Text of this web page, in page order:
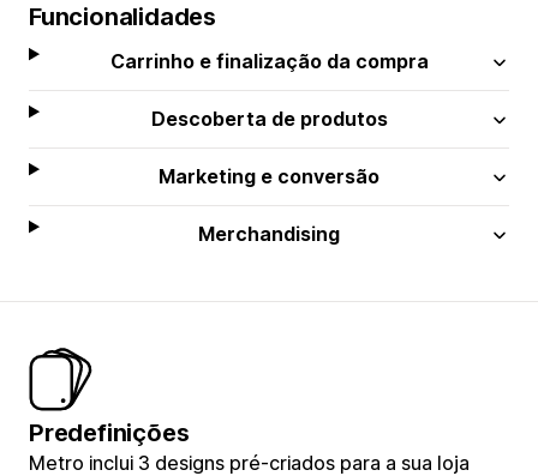
Funcionalidades
Carrinho e finalização da compra
Descoberta de produtos
Marketing e conversão
Merchandising
Predefinições
Metro inclui 3 designs pré-criados para a sua loja